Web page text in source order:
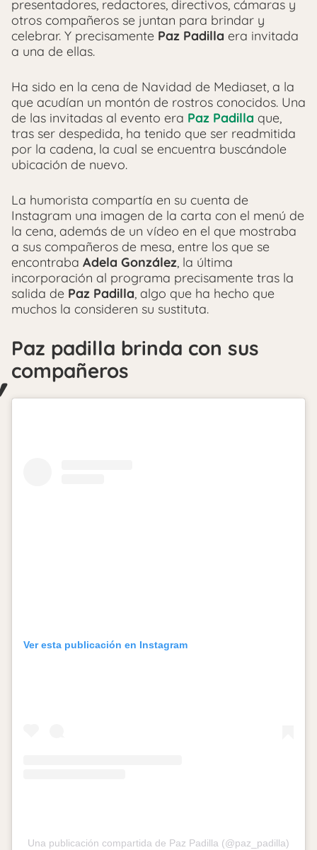
presentadores, redactores, directivos, cámaras y
otros compañeros se juntan para brindar y
celebrar. Y precisamente Paz Padilla era invitada
a una de ellas.
Ha sido en la cena de Navidad de Mediaset, a la
que acudían un montón de rostros conocidos. Una
de las invitadas al evento era Paz Padilla que,
tras ser despedida, ha tenido que ser readmitida
por la cadena, la cual se encuentra buscándole
ubicación de nuevo.
La humorista compartía en su cuenta de
Instagram una imagen de la carta con el menú de
la cena, además de un vídeo en el que mostraba
a sus compañeros de mesa, entre los que se
encontraba Adela González, la última
incorporación al programa precisamente tras la
salida de Paz Padilla, algo que ha hecho que
muchos la consideren su sustituta.
Paz padilla brinda con sus
compañeros
Ver esta publicación en Instagram
Una publicación compartida de Paz Padilla (@paz_padilla)